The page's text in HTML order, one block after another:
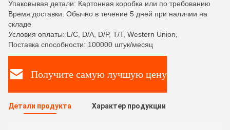
Упаковывая детали: Картонная коробка или по требованию
Время доставки: Обычно в течение 5 дней при наличии на
складе
Условия оплаты: L/C, D/A, D/P, T/T, Western Union,
Поставка способности: 100000 штук/месяц
Получите самую лучшую цену
Детали продукта Характер продукции